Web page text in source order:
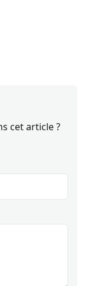
cet article ?